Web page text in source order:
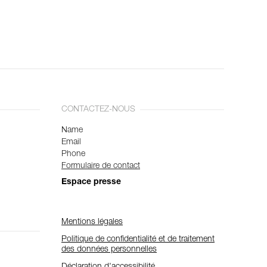
CONTACTEZ-NOUS
Name
Email
Phone
Formulaire de contact
Espace presse
Mentions légales
Politique de confidentialité et de traitement
des données personnelles